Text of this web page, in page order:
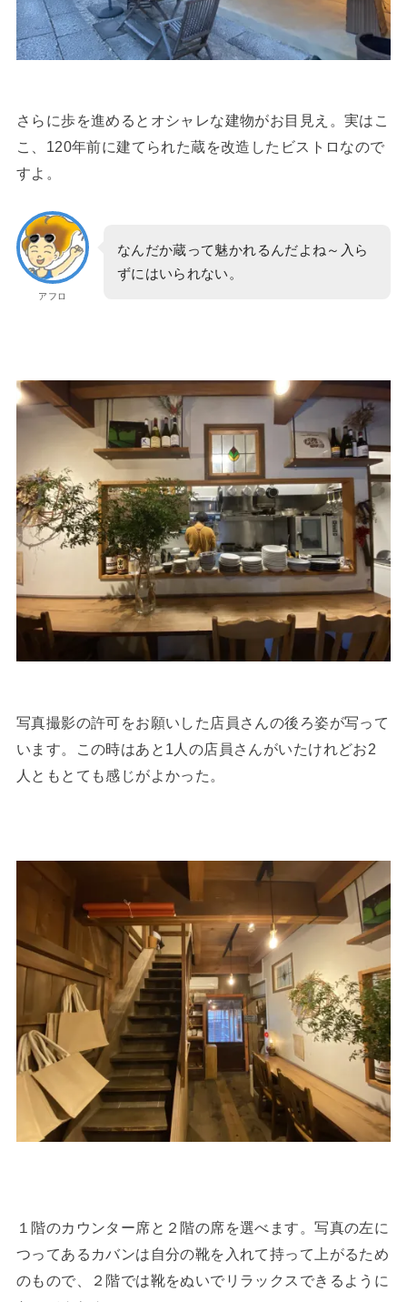
さらに歩を進めるとオシャレな建物がお目見え。実はこ
こ、120年前に建てられた蔵を改造したビストロなので
すよ。
アフロ
なんだか蔵って魅かれるんだよね～入ら
ずにはいられない。
写真撮影の許可をお願いした店員さんの後ろ姿が写って
います。この時はあと1人の店員さんがいたけれどお2
人ともとても感じがよかった。
１階のカウンター席と２階の席を選べます。写真の左に
つってあるカバンは自分の靴を入れて持って上がるため
のもので、２階では靴をぬいでリラックスできるように